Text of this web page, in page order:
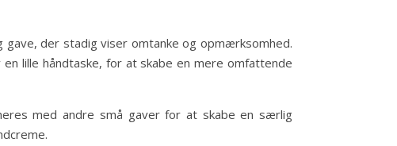
der stadig viser omtanke og opmærksomhed.
lille håndtaske, for at skabe en mere omfattende
med andre små gaver for at skabe en særlig